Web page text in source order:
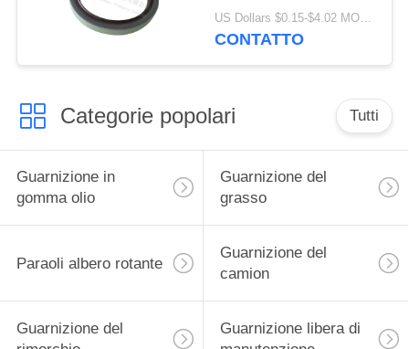
del labbro della
guarnizione singolo di
US Dollars $0.15-$4.02 MOQ:20pcs
CONTATTO
Categorie popolari Tutti
Guarnizione in
gomma olio
Guarnizione del
grasso
Paraoli albero rotante
Guarnizione del
camion
Guarnizione del
Guarnizione libera di